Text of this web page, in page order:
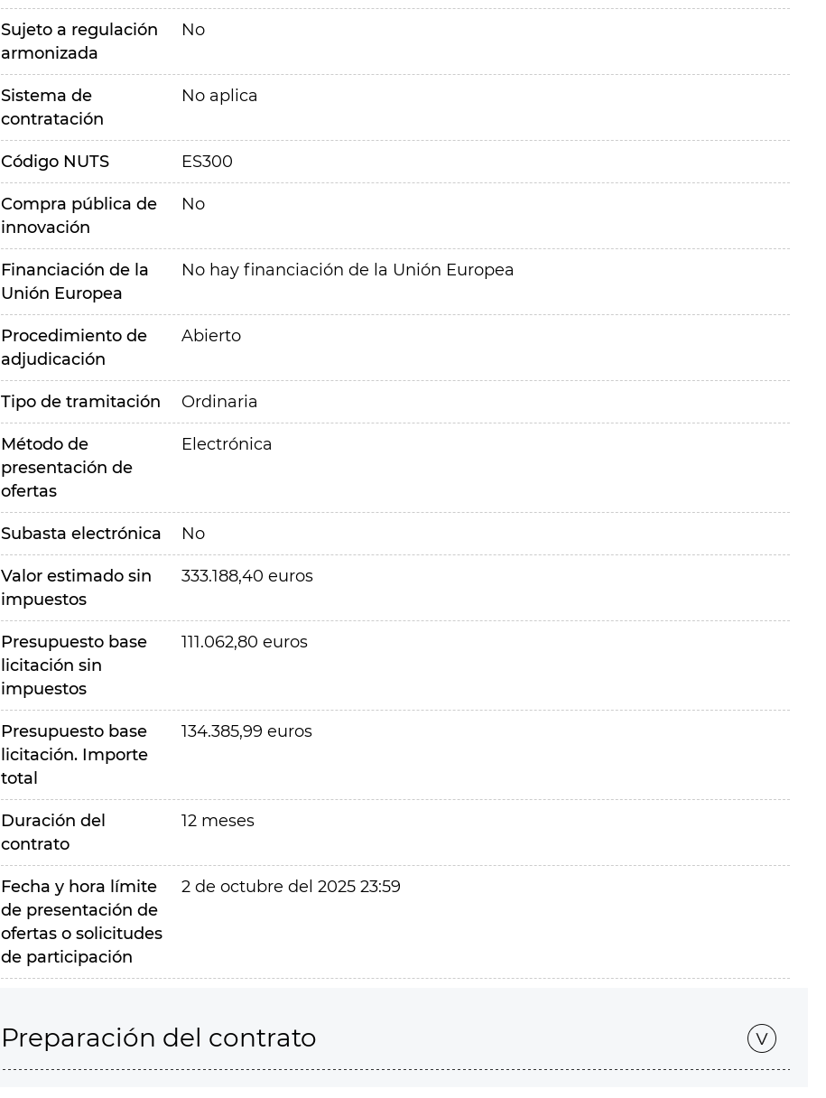
Sujeto a regulación
armonizada
No
Sistema de
contratación
No aplica
Código NUTS ES300
Compra pública de
innovación
No
Financiación de la
Unión Europea
No hay financiación de la Unión Europea
Procedimiento de
adjudicación
Abierto
Tipo de tramitación Ordinaria
Método de
presentación de
ofertas
Electrónica
Subasta electrónica No
Valor estimado sin
impuestos
333.188,40 euros
Presupuesto base
licitación sin
impuestos
111.062,80 euros
Presupuesto base
licitación. Importe
total
134.385,99 euros
Duración del
contrato
12 meses
Fecha y hora límite
de presentación de
ofertas o solicitudes
de participación
2 de octubre del 2025 23:59
Preparación del contrato